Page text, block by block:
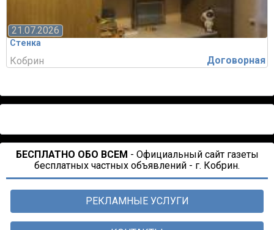
21.07.2026
Стенка
Кобрин Договорная
БЕСПЛАТНО ОБО ВСЕМ - Официальный сайт газеты
бесплатных частных объявлений - г. Кобрин.
РЕКЛАМНЫЕ УСЛУГИ